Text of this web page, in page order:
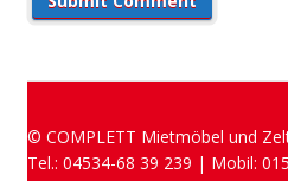
© COMPLETT Mietmöbel und
Tel.: 04534-68 39 239 | Mobil: